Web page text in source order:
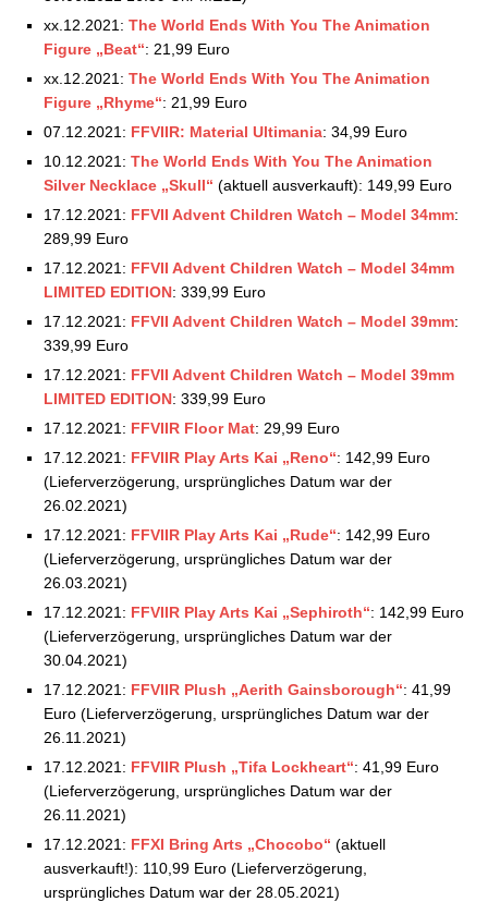
xx.12.2021: The World Ends With You The Animation
Figure „Beat“: 21,99 Euro
xx.12.2021: The World Ends With You The Animation
Figure „Rhyme“: 21,99 Euro
07.12.2021: FFVIIR: Material Ultimania: 34,99 Euro
10.12.2021: The World Ends With You The Animation
Silver Necklace „Skull“ (aktuell ausverkauft): 149,99 Euro
17.12.2021: FFVII Advent Children Watch – Model 34mm:
289,99 Euro
17.12.2021: FFVII Advent Children Watch – Model 34mm
LIMITED EDITION: 339,99 Euro
17.12.2021: FFVII Advent Children Watch – Model 39mm:
339,99 Euro
17.12.2021: FFVII Advent Children Watch – Model 39mm
LIMITED EDITION: 339,99 Euro
17.12.2021: FFVIIR Floor Mat: 29,99 Euro
17.12.2021: FFVIIR Play Arts Kai „Reno“: 142,99 Euro
(Lieferverzögerung, ursprüngliches Datum war der
26.02.2021)
17.12.2021: FFVIIR Play Arts Kai „Rude“: 142,99 Euro
(Lieferverzögerung, ursprüngliches Datum war der
26.03.2021)
17.12.2021: FFVIIR Play Arts Kai „Sephiroth“: 142,99 Euro
(Lieferverzögerung, ursprüngliches Datum war der
30.04.2021)
17.12.2021: FFVIIR Plush „Aerith Gainsborough“: 41,99
Euro (Lieferverzögerung, ursprüngliches Datum war der
26.11.2021)
17.12.2021: FFVIIR Plush „Tifa Lockheart“: 41,99 Euro
(Lieferverzögerung, ursprüngliches Datum war der
26.11.2021)
17.12.2021: FFXI Bring Arts „Chocobo“ (aktuell
ausverkauft!): 110,99 Euro (Lieferverzögerung,
ursprüngliches Datum war der 28.05.2021)